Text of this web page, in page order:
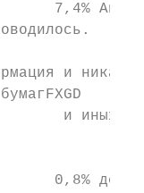
7,4%
и
бумагFXGD
и иных
0,8%